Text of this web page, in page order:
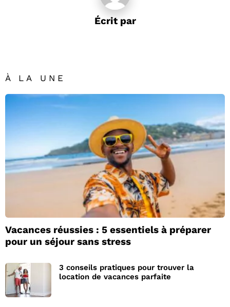
Écrit par
À LA UNE
Vacances réussies : 5 essentiels à préparer
pour un séjour sans stress
3 conseils pratiques pour trouver la
location de vacances parfaite